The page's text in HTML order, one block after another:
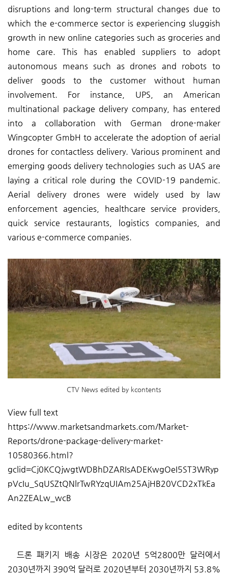
disruptions and long-term structural changes due to
which the e-commerce sector is experiencing sluggish
growth in new online categories such as groceries and
home care. This has enabled suppliers to adopt
autonomous means such as drones and robots to
deliver goods to the customer without human
involvement. For instance, UPS, an American
multinational package delivery company, has entered
into a collaboration with German drone-maker
Wingcopter GmbH to accelerate the adoption of aerial
drones for contactless delivery. Various prominent and
emerging goods delivery technologies such as UAS are
laying a critical role during the COVID-19 pandemic.
Aerial delivery drones were widely used by law
enforcement agencies, healthcare service providers,
quick service restaurants, logistics companies, and
various e-commerce companies.
CTV News edited by kcontents
View full text
https://www.marketsandmarkets.com/Market-
Reports/drone-package-delivery-market-
10580366.html?
gclid=Cj0KCQjwgtWDBhDZARIsADEKwgOeI5ST3WRyp
pVcIu_SqUSZtQNlrTwRYzqUIAm25AjHB20VCD2xTkEa
An2ZEALw_wcB
edited by kcontents
드론 패키지 배송 시장은 2020년 5억2800만 달러에서
2030년까지 390억 달러로 2020년부터 2030년까지 53.8%